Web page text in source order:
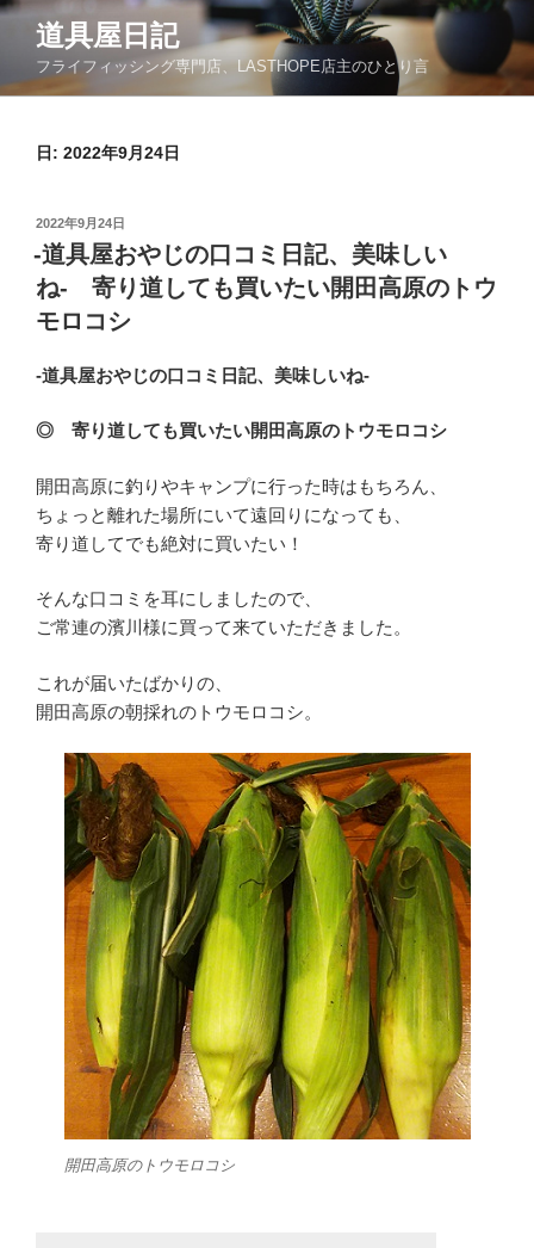
コ
ン
道具屋日記
フライフィッシング専門店、LASTHOPE店主のひとり言
日: 2022年9月24日
投
稿
日:
2022年9月24日
-道具屋おやじの口コミ日記、美味しい
ね- 寄り道しても買いたい開田高原のトウ
モロコシ
-道具屋おやじの口コミ日記、美味しいね-
◎ 寄り道しても買いたい開田高原のトウモロコシ
開田高原に釣りやキャンプに行った時はもちろん、
ちょっと離れた場所にいて遠回りになっても、
寄り道してでも絶対に買いたい！
そんな口コミを耳にしましたので、
ご常連の濱川様に買って来ていただきました。
これが届いたばかりの、
開田高原の朝採れのトウモロコシ。
開田高原のトウモロコシ